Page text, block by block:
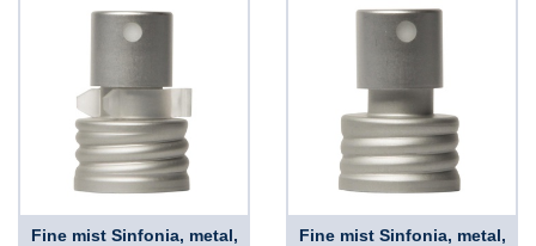
Fine mist Sinfonia, metal,
Fine mist Sinfonia, metal,